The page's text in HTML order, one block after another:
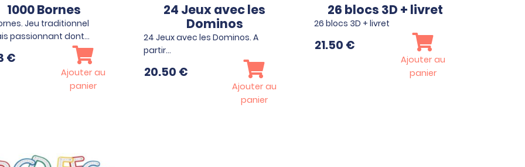
1000 Bornes
Jeu traditionnel
passionnant dont…
€
Ajouter au
panier
24 Jeux avec les
Dominos
24 Jeux avec les Dominos. A
partir…
20.50 €
Ajouter au
panier
26 blocs 3D + livret
26 blocs 3D + livret
21.50 €
Ajouter au
panier